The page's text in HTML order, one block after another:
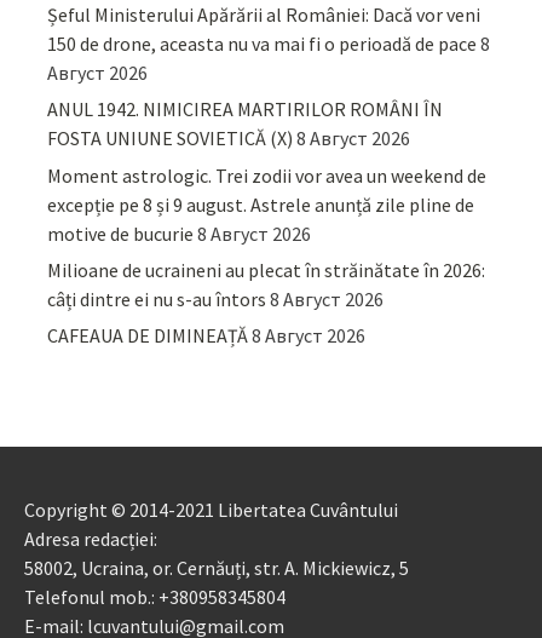
Șeful Ministerului Apărării al României: Dacă vor veni
150 de drone, aceasta nu va mai fi o perioadă de pace 8
Август 2026
ANUL 1942. NIMICIREA MARTIRILOR ROMÂNI ÎN
FOSTA UNIUNE SOVIETICĂ (X) 8 Август 2026
Moment astrologic. Trei zodii vor avea un weekend de
excepție pe 8 și 9 august. Astrele anunță zile pline de
motive de bucurie 8 Август 2026
Milioane de ucraineni au plecat în străinătate în 2026:
câți dintre ei nu s-au întors 8 Август 2026
CAFEAUA DE DIMINEAȚĂ8 Август 2026
Copyright © 2014-2021 Libertatea Cuvântului
Adresa redacției:
58002, Ucraina, or. Cernăuți, str. A. Mickiewicz, 5
Telefonul mob.: +380958345804
E-mail: lcuvantului@gmail.com